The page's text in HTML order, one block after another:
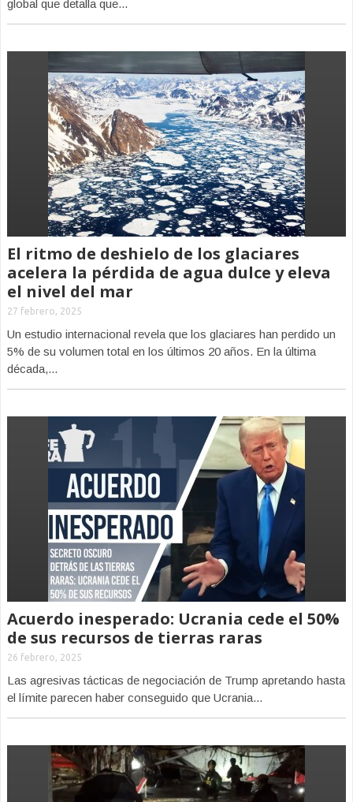
global que detalla que...
El ritmo de deshielo de los glaciares
acelera la pérdida de agua dulce y eleva
el nivel del mar
27 febrero, 2025
Un estudio internacional revela que los glaciares han perdido un
5% de su volumen total en los últimos 20 años. En la última
década,...
Acuerdo inesperado: Ucrania cede el 50%
de sus recursos de tierras raras
26 febrero, 2025
Las agresivas tácticas de negociación de Trump apretando hasta
el límite parecen haber conseguido que Ucrania...